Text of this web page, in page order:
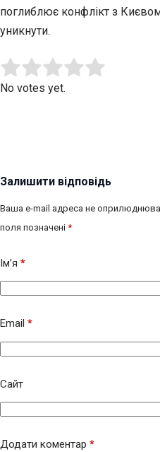
поглиблює конфлікт з
уникнути.
Rate this item:
No votes yet.
Залишити відповідь
Ваша e-mail адреса не
поля позначені *
Ім’я *
Email *
Сайт
Додати коментар *